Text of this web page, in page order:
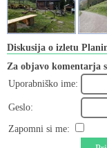
Diskusija o izletu
Za objavo komentarja
Uporabniško ime:
Geslo:
Zapomni si me: